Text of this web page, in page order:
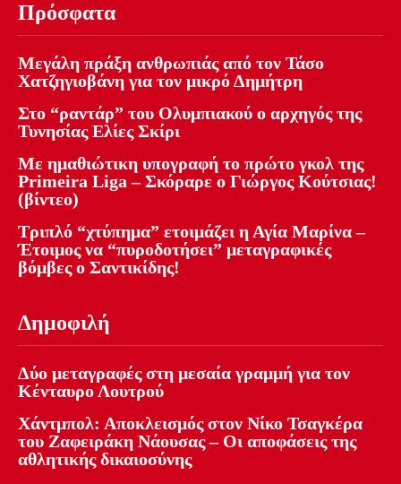
Πρόσφατα
Μεγάλη πράξη ανθρωπιάς από τον Τάσο
Χατζηγιοβάνη για τον μικρό Δημήτρη
Στο “ραντάρ” του Ολυμπιακού ο αρχηγός της
Τυνησίας Ελίες Σκίρι
Με ημαθιώτικη υπογραφή το πρώτο γκολ της
Primeira Liga – Σκόραρε ο Γιώργος Κούτσιας!
(βίντεο)
Τριπλό “χτύπημα” ετοιμάζει η Αγία Μαρίνα –
Έτοιμος να “πυροδοτήσει” μεταγραφικές
βόμβες ο Σαντικίδης!
Δημοφιλή
Δύο μεταγραφές στη μεσαία γραμμή για τον
Κένταυρο Λουτρού
Χάντμπολ: Αποκλεισμός στον Νίκο Τσαγκέρα
του Ζαφειράκη Νάουσας – Οι αποφάσεις της
αθλητικής δικαιοσύνης